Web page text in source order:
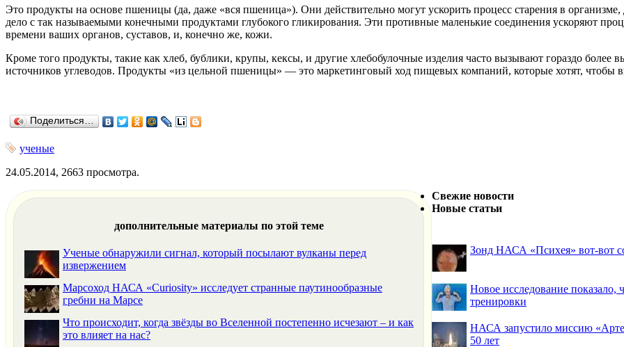
Это продукты на основе пшеницы (да, даже «вся пшеница»). Они действительно могут ускорить процесс старения в
дело с так называемыми конечными продуктами глубокого гликирования. Эти противные маленькие соединения ускоряют
времени ваших органов, суставов, и, конечно же, кожи.
Кроме того продукты, такие как хлеб, бублики, крупы, кексы, и другие хлебобулочные изделия часто вызывают гораздо более
источников углеводов. Продукты «из цельной пшеницы» — это маркетинговый ход пищевых компаний, которые хотят, чтобы
Поделиться…
ученые
24.05.2014, 2663 просмотра.
дополнительные материалы по этой теме
Ученые обнаружили сигнал, который посылают вулканы перед
извержением
Марсоход НАСА «Curiosity» исследует странные паутинообразные
гребни на Марсе
Что происходит, когда звёзды во Вселенной постепенно исчезают – и как
это влияет на нас?
Свежие новости
Новые статьи
Зонд НАСА «Психея» вот-вот
Новое исследование
тренировки
НАСА запустило миссию
50 лет